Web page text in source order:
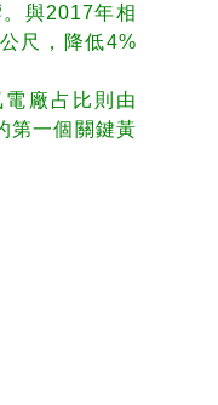
與2017年相
尺，降低4%
廠占比則由
第一個關鍵黃